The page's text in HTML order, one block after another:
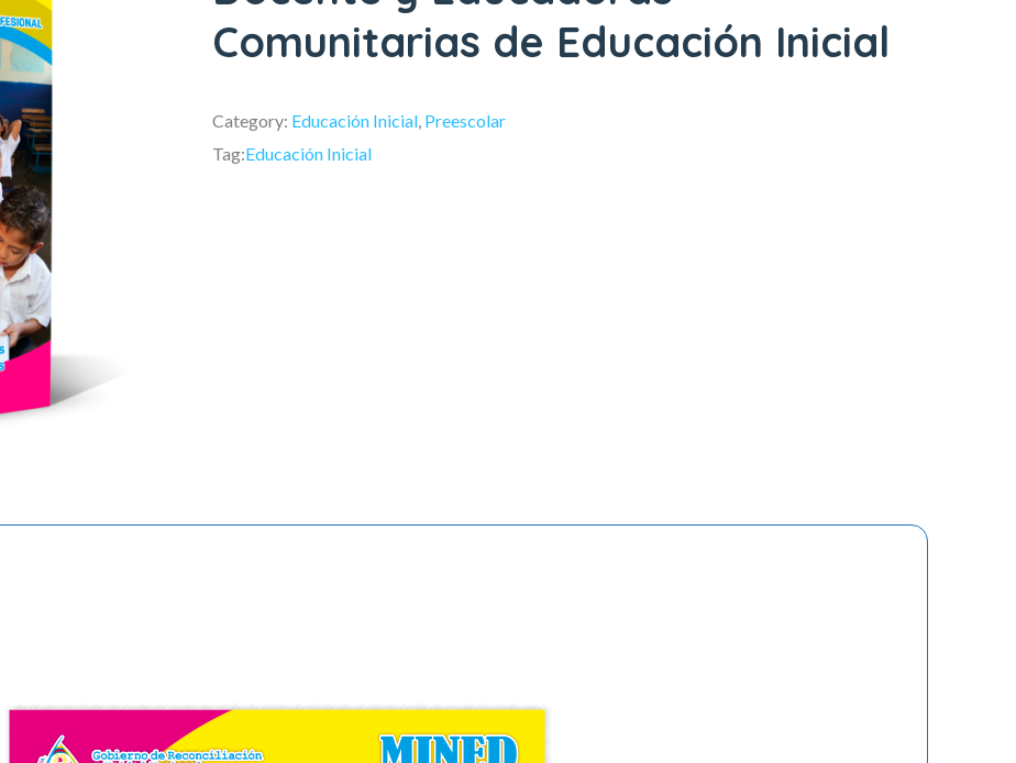
Comunitarias de Educación Inicial
Category: Educación Inicial, Preescolar
Tag:Educación Inicial